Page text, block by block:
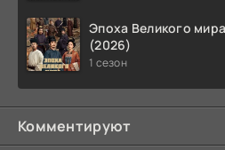
Эпоха Великого мира
(2026)
1 сезон
Комментируют